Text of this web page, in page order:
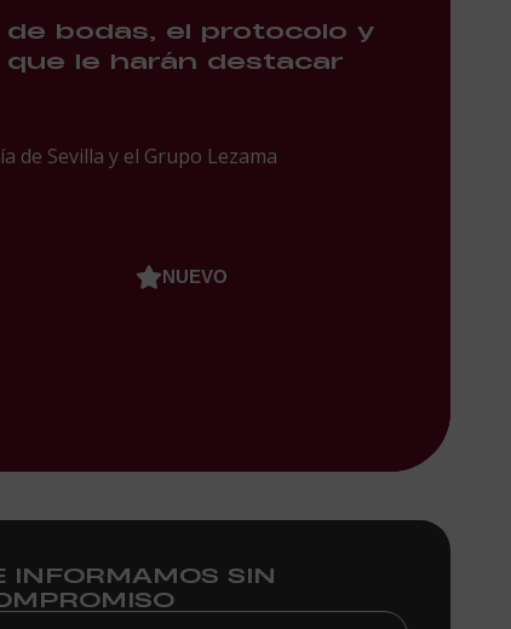
bodas, el protocolo y
le harán destacar
de Sevilla y el Grupo Lezama
NUEVO
INFORMAMOS SIN